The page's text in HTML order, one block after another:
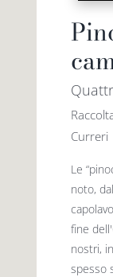
Curreri
Le
noto,
fine
nostri,
spesso